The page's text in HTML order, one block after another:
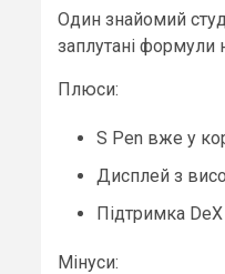
Один знайомий
заплутані формули
Плюси:
S Pen вже у
Дисплей з
Підтримка
Мінуси: